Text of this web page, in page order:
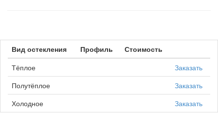
Вид остекления Профиль
Стоимость
Тёплое
Заказать
Полутёплое
Заказать
Холодное
Заказать